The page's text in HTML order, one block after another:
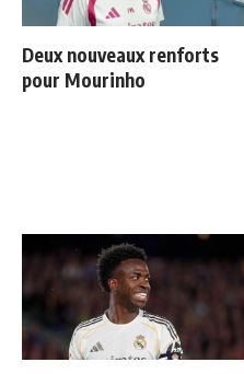
Deux nouveaux renforts
pour Mourinho